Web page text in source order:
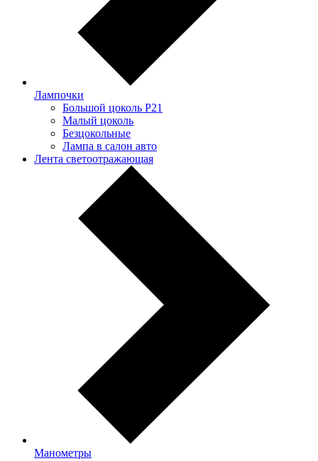
Лампочки
Большой цоколь P21
Малый цоколь
Безцокольные
Лампа в салон авто
Лента светоотражающая
Манометры